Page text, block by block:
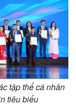
tập thể cá nhân
tiêu biểu